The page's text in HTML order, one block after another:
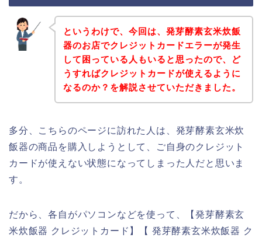
というわけで、今回は、発芽酵素玄米炊飯
器のお店でクレジットカードエラーが発生
して困っている人もいると思ったので、ど
うすればクレジットカードが使えるように
なるのか？を解説させていただきました。
多分、こちらのページに訪れた人は、発芽酵素玄米炊
飯器の商品を購入しようとして、ご自身のクレジット
カードが使えない状態になってしまった人だと思いま
す。
だから、各自がパソコンなどを使って、【発芽酵素玄
米炊飯器 クレジットカード】【 発芽酵素玄米炊飯器 ク